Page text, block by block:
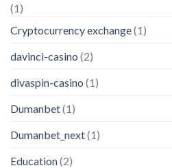
(1)
Cryptocurrency exchange(1)
davinci-casino (2)
divaspin-casino (1)
Dumanbet(1)
Dumanbet_next(1)
Education(2)